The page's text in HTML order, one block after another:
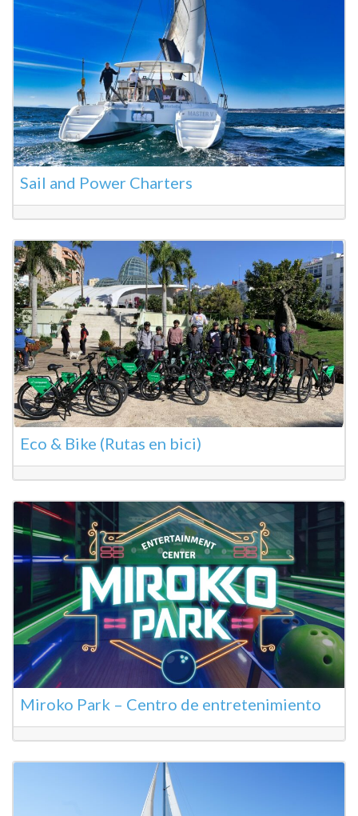
Sail and Power Charters
Eco & Bike (Rutas en bici)
Miroko Park – Centro de entretenimiento